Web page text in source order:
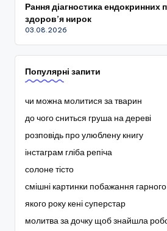
Рання діагностика ендокринних
здоров’я нирок
03.08.2026
Популярні запити
чи можна молитися за тварин
до чого сниться груша на дереві
розповідь про улюблену книгу
інстаграм гліба репіча
солоне тісто
смішні картинки побажання
якого року кені суперстар
молитва за дочку щоб знайшла